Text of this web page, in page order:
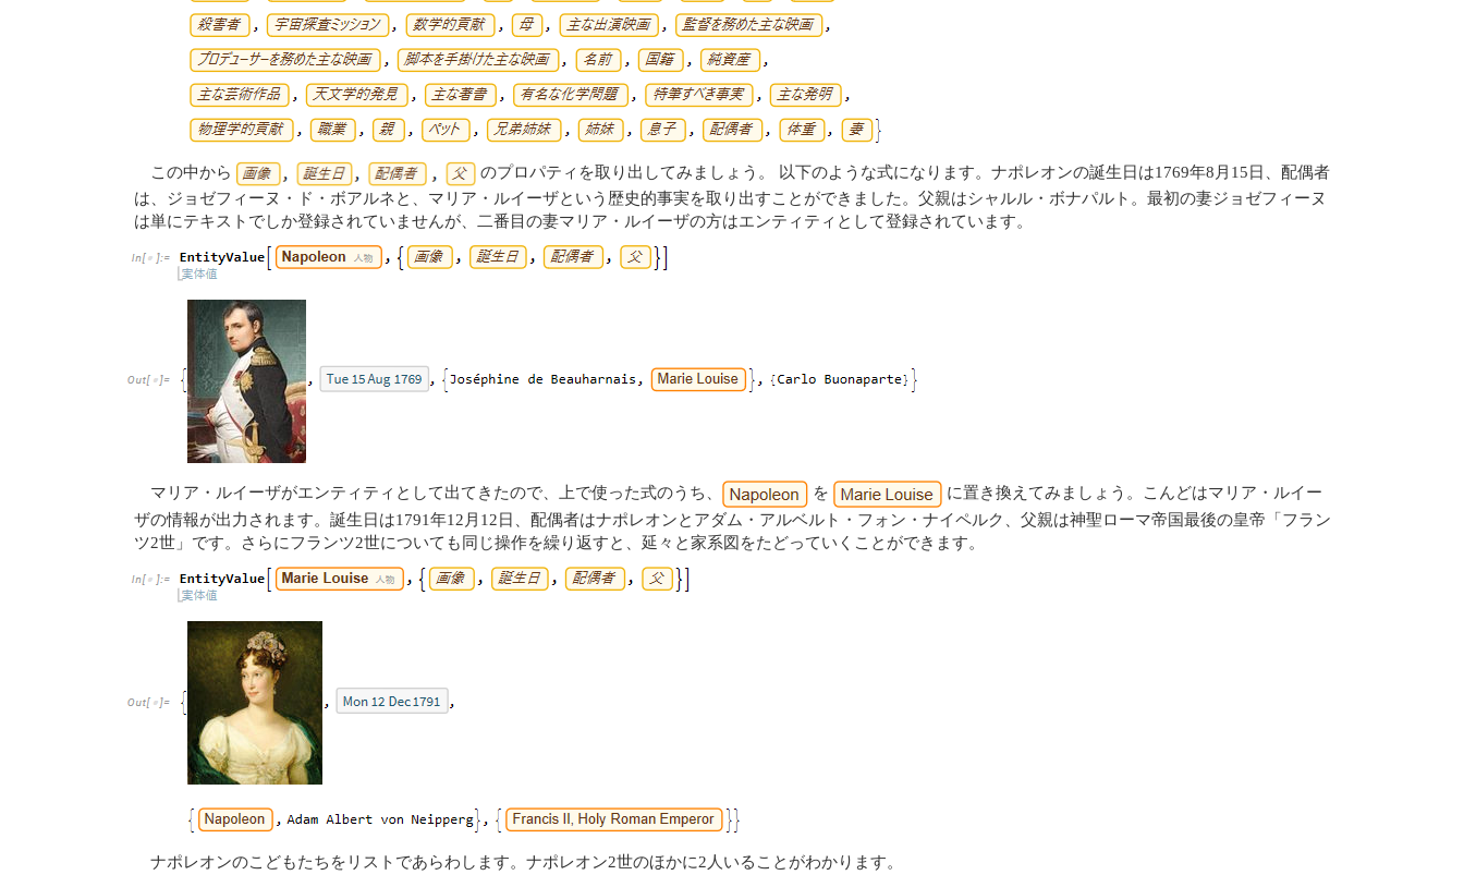
この中から
のプロパティを取り出してみましょう。 以下のような式になります。ナポレオンの誕生日は1769年8月15日、配偶者
は、ジョゼフィーヌ・ド・ボアルネと、マリア・ルイーザという歴史的事実を取り出すことができました。父親はシャルル・ボナパルト。最初の妻ジョゼフィーヌ
は単にテキストでしか登録されていませんが、二番目の妻マリア・ルイーザの方はエンティティとして登録されています。
マリア・ルイーザがエンティティとして出てきたので、上で使った式のうち、 を
に置き換えてみましょう。こんどはマリア・ルイー
ザの情報が出力されます。誕生日は1791年12月12日、配偶者はナポレオンとアダム・アルベルト・フォン・ナイペルク、父親は神聖ローマ帝国最後の皇帝「フラン
ツ2世」です。さらにフランツ2世についても同じ操作を繰り返すと、延々と家系図をたどっていくことができます。
ナポレオンのこどもたちをリストであらわします。ナポレオン2世のほかに2人いることがわかります。